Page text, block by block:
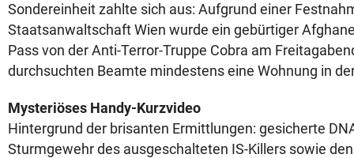
Sondereinheit zahlte sich aus: Aufgrund einer
Staatsanwaltschaft Wien wurde ein gebürtiger
Pass von der Anti-Terror-Truppe Cobra am
durchsuchten Beamte mindestens eine Wohnung in
Mysteriöses Handy-Kurzvideo
Hintergrund der brisanten Ermittlungen: gesicherte
Sturmgewehr des ausgeschalteten IS-Killers sowie